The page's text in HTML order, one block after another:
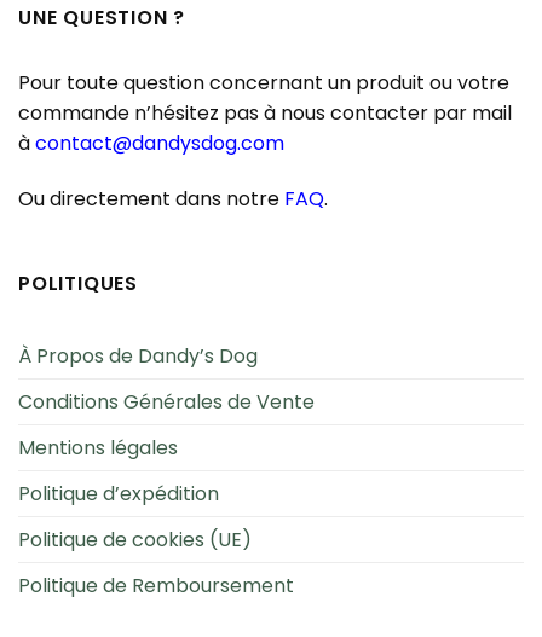
UNE QUESTION ?
Pour toute question concernant un produit ou votre
commande n’hésitez pas à nous contacter par mail
àcontact@dandysdog.com
Ou directement dans notre FAQ.
POLITIQUES
À Propos de Dandy’s Dog
Conditions Générales de Vente
Mentions légales
Politique d’expédition
Politique de cookies (UE)
Politique de Remboursement